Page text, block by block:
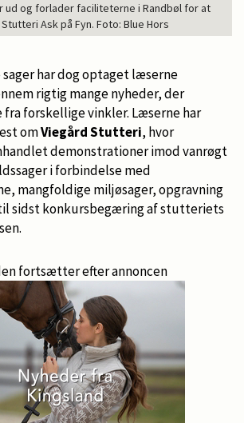
ud og forlader faciliteterne i Randbøl for at
Ask på Fyn. Foto: Blue Hors
har dog optaget læserne
rigtig mange nyheder, der
forskellige vinkler. Læserne har
omViegård Stutteri, hvor
demonstrationer imod vanrøgt
i forbindelse med
mangfoldige miljøsager, opgravning
sidst konkursbegæring af stutteriets
fortsætter efter annoncen